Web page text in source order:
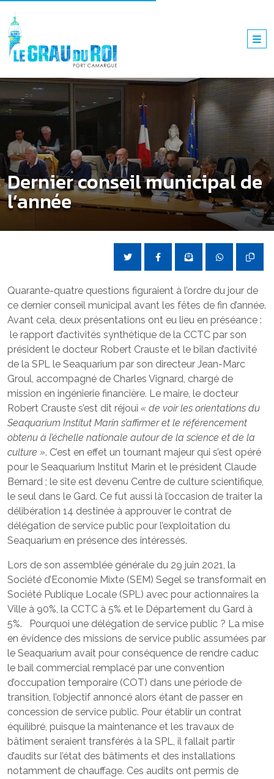
Dernier conseil municipal de
l’année
Quarante-quatre questions figuraient à l’ordre du jour de
ce dernier conseil municipal avant les fêtes de fin d’année.
Avant cela, deux présentations ont eu lieu en préséance :
le rapport d’activités synthétique de la CCTC par son
président le docteur Robert Crauste et le bilan d’activité
de la SPL le Seaquarium par son directeur Jean-Marc
Groul, accompagné de Charles Vignard, chargé de
mission en ingénierie financière. Le maire, le docteur
Robert Crauste s’est dit réjoui « de voir les orientations du
Seaquarium Institut Marin s’affirmer et le référencement
obtenu à l’échelle nationale autour de la science et de la
culture ». C’est en effet un tournant majeur qui s’est opéré
pour le Seaquarium Institut Marin et le président Claude
Bernard ; le site est devenu Centre de culture scientifique,
le seul dans le Gard. Ce fut aussi là l’occasion de traiter la
délibération 14 destinée à approuver le contrat de
délégation de service public pour l’exploitation du
Seaquarium en présence des intéressés.
Lors de son assemblée générale du 29 juin 2021, la
Société d’Economie Mixte (SEM) Segel se transformait en
Société Publique Locale (SPL) avec pour actionnaires la
Ville à 90%, la CCTC à 5% et le Département du Gard à
5%. Pourquoi une délégation de service public ? La mise
en évidence des missions de service public assumées par
le Seaquarium avait pour conséquence de rendre caduc
le bail commercial remplacé par une convention
d’occupation temporaire (COT) dans une période de
transition, l’objectif annoncé alors étant de passer en
concession de service public. Pour établir un contrat
équilibré, puisque la maintenance et les travaux de
bâtiment seraient transférés à la SPL, il fallait partir
d’audits sur l’état des bâtiments et des installations
notamment de chauffage. Ces audits ont permis de